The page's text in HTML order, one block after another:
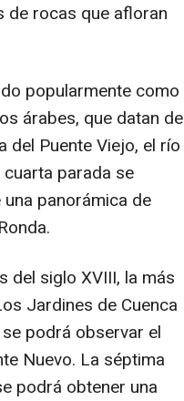
de rocas que afloran
popularmente como
árabes, que datan de
del Puente Viejo, el río
cuarta parada se
panorámica de
del siglo XVIII, la más
Jardines de Cuenca
podrá observar el
Nuevo. La séptima
podrá obtener una